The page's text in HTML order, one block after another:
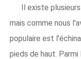
Il existe
mais comme nous
populaire est
pieds de haut.